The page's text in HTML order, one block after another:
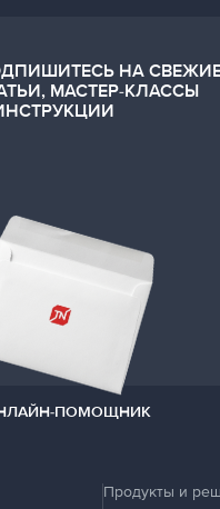
НА
МАСТЕР-КЛАССЫ
ПОМОЩНИК
Продукты и